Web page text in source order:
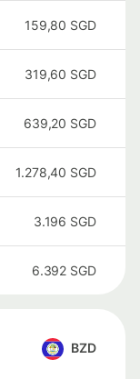
159,80 SGD
319,60 SGD
639,20 SGD
1.278,40 SGD
3.196 SGD
6.392 SGD
BZD